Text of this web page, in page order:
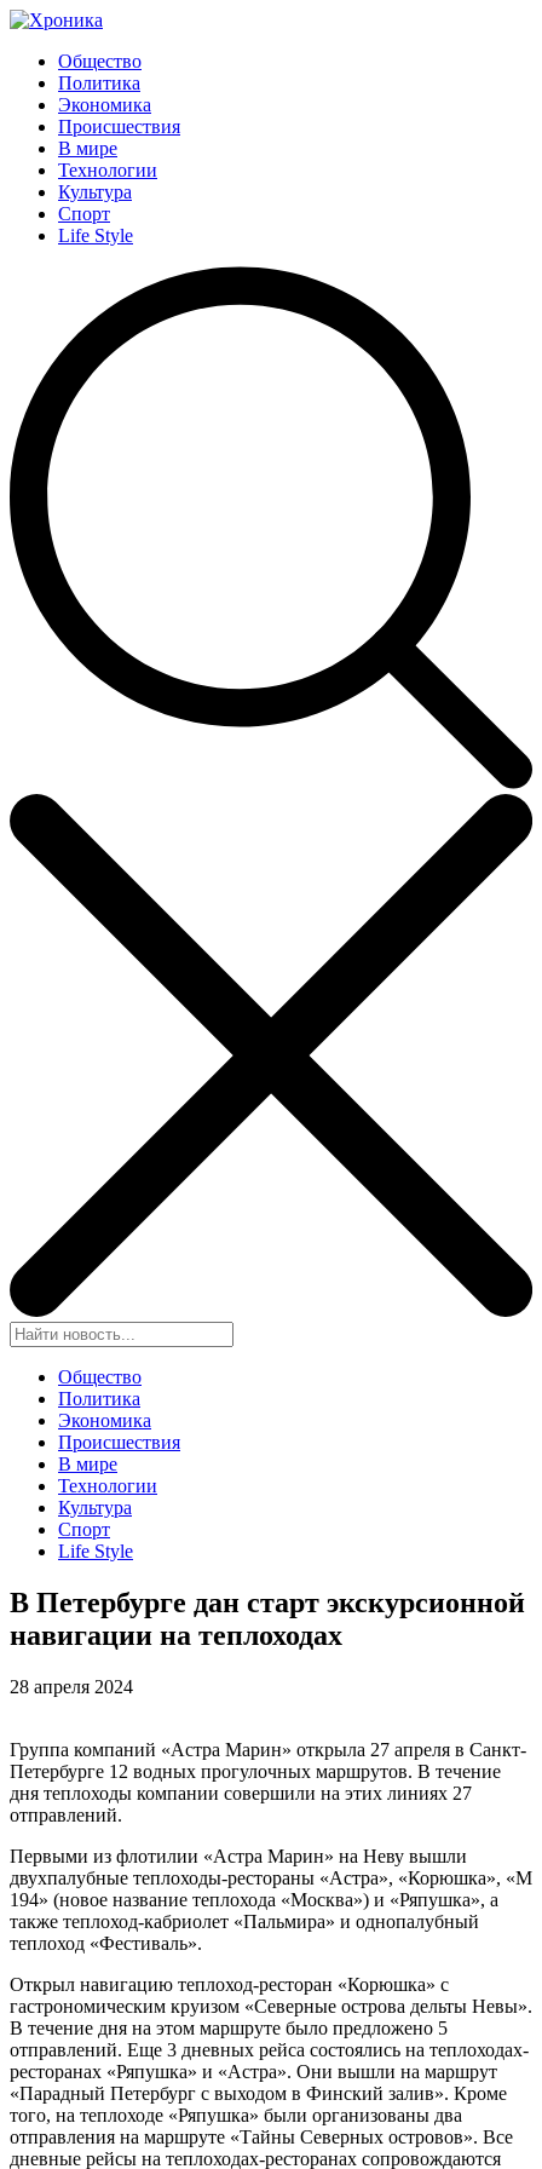
Общество
Политика
Экономика
Происшествия
В мире
Технологии
Культура
Спорт
Life Style
Общество
Политика
Экономика
Происшествия
В мире
Технологии
Культура
Спорт
Life Style
В Петербурге дан старт экскурсионной
навигации на теплоходах
28 апреля 2024
Группа компаний «Астра Марин» открыла 27 апреля в Санкт-
Петербурге 12 водных прогулочных маршрутов. В течение
дня теплоходы компании совершили на этих линиях 27
отправлений.
Первыми из флотилии «Астра Марин» на Неву вышли
двухпалубные теплоходы-рестораны «Астра», «Корюшка», «М
194» (новое название теплохода «Москва») и «Ряпушка», а
также теплоход-кабриолет «Пальмира» и однопалубный
теплоход «Фестиваль».
Открыл навигацию теплоход-ресторан «Корюшка» с
гастрономическим круизом «Северные острова дельты Невы».
В течение дня на этом маршруте было предложено 5
отправлений. Еще 3 дневных рейса состоялись на теплоходах-
ресторанах «Ряпушка» и «Астра». Они вышли на маршрут
«Парадный Петербург с выходом в Финский залив». Кроме
того, на теплоходе «Ряпушка» были организованы два
отправления на маршруте «Тайны Северных островов». Все
дневные рейсы на теплоходах-ресторанах сопровождаются